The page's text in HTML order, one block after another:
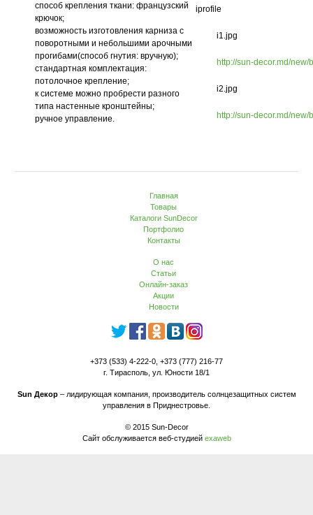
способ крепления ткани: французский
крючок;
возможность изготовления карниза с
поворотными и небольшими арочными
прогибами(способ гнутия: вручную);
стандартная комплектация:
потолочное крепление;
к системе можно пробрести разного
типа настенные кронштейны;
ручное управление.
iprofile
i1.jpg
http://sun-decor.md/
i2.jpg
http://sun-decor.md/
Главная
Товары
Каталоги SunDecor
Портфолио
Контакты
О нас
Статьи
Онлайн-заказ
Акции
Новости
+373 (533) 4-222-0, +373 (777) 216-77
г. Тирасполь, ул. Юности 18/1
Sun Декор– лидирующая компания, производитель солнцезащитных систем
управления в Приднестровье.
© 2015 Sun-Decor
Сайт обслуживается веб-студией exaweb